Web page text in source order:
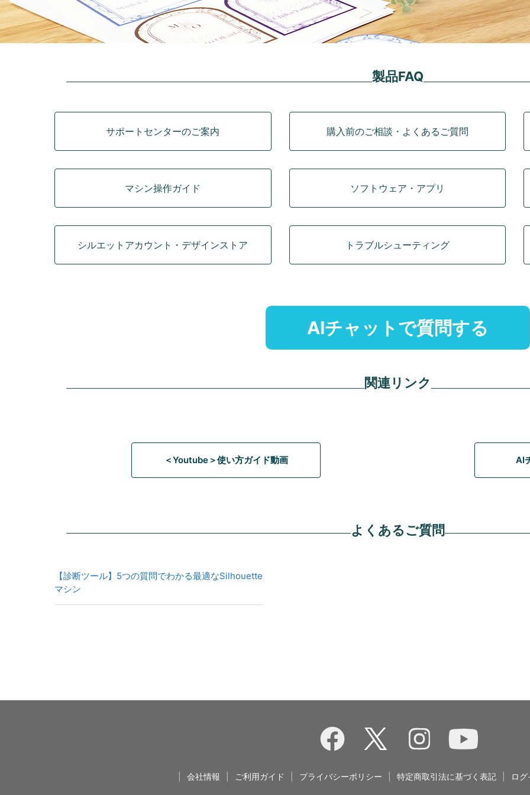
製品FAQ
サポートセンターのご案内 購入前のご相談・よくあるご質問
マシン操作ガイド ソフトウェア・アプリ
シルエットアカウント・デザインストア トラブルシューティング
AIチャットで質問する
関連リンク
＜Youtube＞使い方ガイド動画 AI
よくあるご質問
【診断ツール】5つの質問でわかる最適なSilhouette
マシン
会社情報 ご利用ガイド プライバシーポリシー 特定商取引法に基づく表記 ログ